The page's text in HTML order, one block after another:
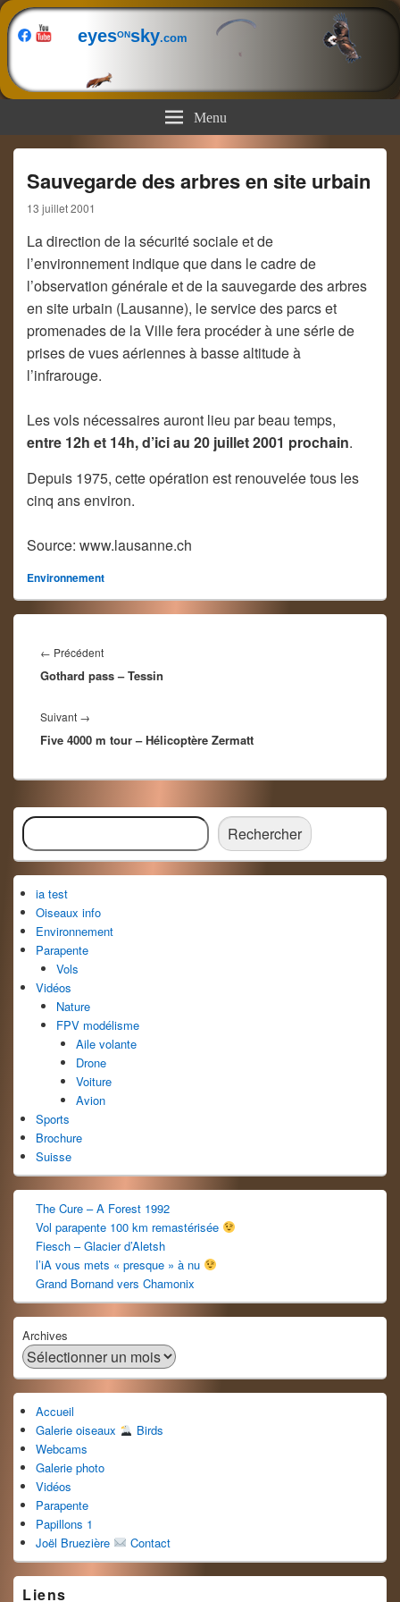
eyesONsky.com
Menu
Sauvegarde des arbres en site urbain
13 juillet 2001
La direction de la sécurité sociale et de
l’environnement indique que dans le cadre de
l’observation générale et de la sauvegarde des arbres
en site urbain (Lausanne), le service des parcs et
promenades de la Ville fera procéder à une série de
prises de vues aériennes à basse altitude à
l’infrarouge.
Les vols nécessaires auront lieu par beau temps,
entre 12h et 14h, d’ici au 20 juillet 2001 prochain.
Depuis 1975, cette opération est renouvelée tous les
cinq ans environ.
Source: www.lausanne.ch
Environnement
de
l’article
← PrécédentArticle
précédent :
Gothard pass – Tessin
Suivant →
suivant :
Five 4000 m tour – Hélicoptère Zermatt
Zone
principale
de
widget
pour
la
barre
latérale
Rechercher Rechercher
ia test
Oiseaux info
Environnement
Parapente
Vols
Vidéos
Nature
FPV modélisme
Aile volante
Drone
Voiture
Avion
Sports
Brochure
Suisse
The Cure – A Forest 1992
Vol parapente 100 km remastérisée
Fiesch – Glacier d’Aletsh
l’iA vous mets « presque » à nu
Grand Bornand vers Chamonix
Archives
Accueil
Galerie oiseaux
Birds
Webcams
Galerie photo
Vidéos
Parapente
Papillons 1
Joël Bruezière
Contact
Liens